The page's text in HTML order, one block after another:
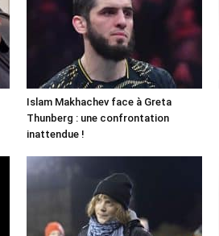
Islam Makhachev face à Greta
Thunberg : une confrontation
inattendue !